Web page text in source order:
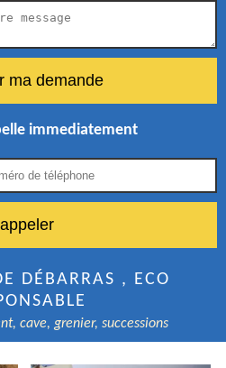
immediatement
DÉBARRAS , ECO
cave, grenier, successions